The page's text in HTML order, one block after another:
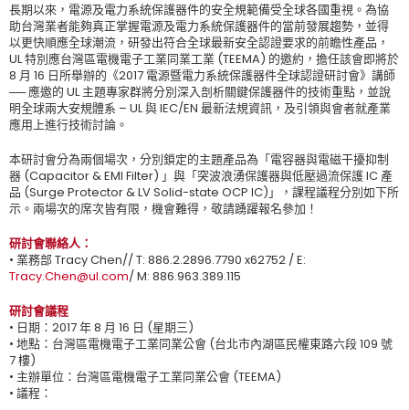
長期以來，電源及電力系統保護器件的安全規範備受全球各國重視。為協
助台灣業者能夠真正掌握電源及電力系統保護器件的當前發展趨勢，並得
以更快順應全球潮流，研發出符合全球最新安全認證要求的前瞻性產品，
UL 特別應台灣區電機電子工業同業工業 (TEEMA) 的邀約，擔任該會即將於
8 月 16 日所舉辦的《2017 電源暨電力系統保護器件全球認證研討會》講師
── 應邀的 UL 主題專家群將分別深入剖析關鍵保護器件的技術重點，並說
明全球兩大安規體系 – UL 與 IEC/EN 最新法規資訊，及引領與會者就產業
應用上進行技術討論。
本研討會分為兩個場次，分別鎖定的主題產品為「電容器與電磁干擾抑制
器 (Capacitor & EMI Filter) 」與「突波浪湧保護器與低壓過流保護 IC 產
品 (Surge Protector & LV Solid-state OCP IC)」，課程議程分別如下所
示。兩場次的席次皆有限，機會難得，敬請踴躍報名參加！
研討會聯絡人：
• 業務部 Tracy Chen// T: 886.2.2896.7790 x62752 / E:
Tracy.Chen@ul.com/ M: 886.963.389.115
研討會議程
• 日期：2017 年 8 月 16 日 (星期三)
• 地點：台灣區電機電子工業同業公會 (台北市內湖區民權東路六段 109 號
7 樓)
• 主辦單位：台灣區電機電子工業同業公會 (TEEMA)
• 議程：